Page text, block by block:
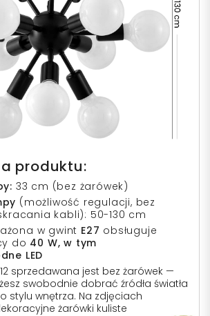
produktu:
33 cm (bez żarówek)
(możliwość regulacji, bez
kabli): 50-130 cm
w gwint E27 obsługuje
do 40 W, w tym
LED
sprzedawana jest bez żarówek —
swobodnie dobrać źródła światła
stylu wnętrza. Na zdjęciach
żarówki kuliste